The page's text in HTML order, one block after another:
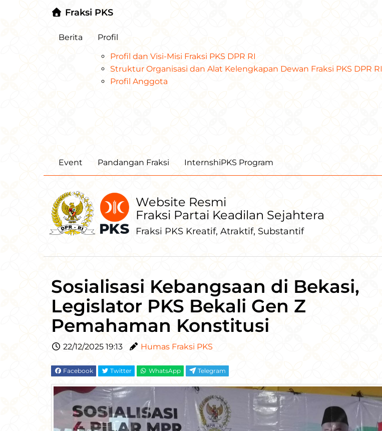
Fraksi PKS
Berita
Profil
Profil dan Visi-Misi Fraksi PKS DPR RI
Struktur Organisasi dan Alat Kelengkapan Dewan Fraksi PKS DPR RI
Profil Anggota
Event
Pandangan Fraksi InternshiPKS Program
Website Resmi
Fraksi Partai Keadilan Sejahtera
Fraksi PKS Kreatif, Atraktif, Substantif
Sosialisasi Kebangsaan di Bekasi,
Legislator PKS Bekali Gen Z
Pemahaman Konstitusi
22/12/2025 19:13 Humas Fraksi PKS
Facebook Twitter WhatsApp Telegram